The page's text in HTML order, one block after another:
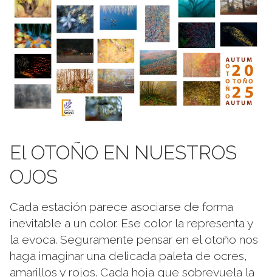
El OTOÑO EN NUESTROS
OJOS
Cada estación parece asociarse de forma
inevitable a un color. Ese color la representa y
la evoca. Seguramente pensar en el otoño nos
haga imaginar una delicada paleta de ocres,
amarillos y rojos. Cada hoja que sobrevuela la